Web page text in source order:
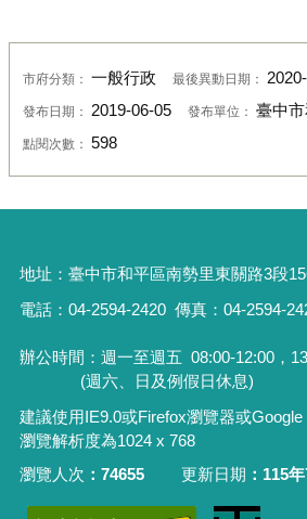
市府分類： 一般行政 最後異動日期：
發布日期： 2019-06-05 發布單位： 臺中
點閱次數： 598
地址： 臺中市和平區南勢里東關路3段
電話：04-2594-2420 傳真：04-2594-
辦公時間：週一至週五 08:00-12:00，
(週六、日及例假日休息)
建議使用IE9.0或Firefox瀏覽器或
瀏覽解析度為1024 x 768
瀏覽人次
74655 更新日期 115